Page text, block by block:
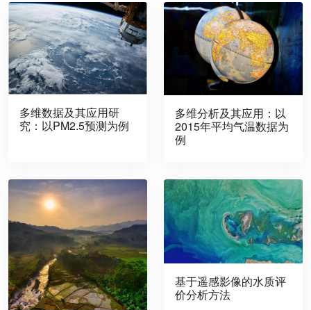
多维数据及其应用研
究：以PM2.5预测为例
多维分析及其应用：以
2015年平均气温数据为
例
基于遥感影像的水质评
价分析方法